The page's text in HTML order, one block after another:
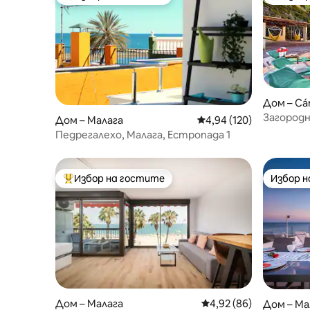
Дом – Малага Средна оценка: 4,94
4,94 (120)
Педрегалехо, Малага, Естропада 1
Дом –
Най-популярен избор на гостите
Избор на гостите
Дом – Малага Средна оценка: 4,92
4,92 (86)
Избор
Избор
Дом –